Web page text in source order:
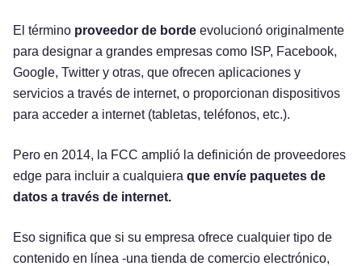
El término proveedor de borde evolucionó originalmente
para designar a grandes empresas como ISP, Facebook,
Google, Twitter y otras, que ofrecen aplicaciones y
servicios a través de internet, o proporcionan dispositivos
para acceder a internet (tabletas, teléfonos, etc.).
Pero en 2014, la FCC amplió la definición de proveedores
edge para incluir a cualquiera que envíe paquetes de
datos a través de internet.
Eso significa que si su empresa ofrece cualquier tipo de
contenido en línea -una tienda de comercio electrónico,